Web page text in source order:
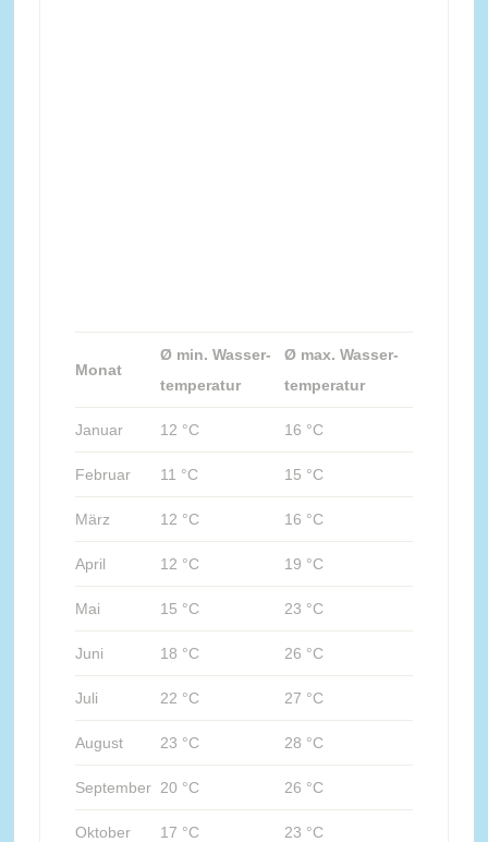
Monat
Ø min. Wasser-
temperatur
Ø max. Wasser-
temperatur
Januar 12 °C 16 °C
Februar 11 °C 15 °C
März 12 °C 16 °C
April 12 °C 19 °C
Mai 15 °C 23 °C
Juni 18 °C 26 °C
Juli 22 °C 27 °C
August 23 °C 28 °C
September 20 °C 26 °C
Oktober 17 °C 23 °C